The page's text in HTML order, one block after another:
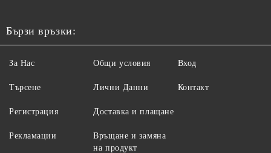
Бързи връзки:
За Нас
Търсене
Регистрация
Рекламации
Общи условия
Лични Данни
Доставка и плащане
Връщане и замяна
на продукт
Вход
Контакт